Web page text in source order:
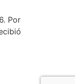
Por